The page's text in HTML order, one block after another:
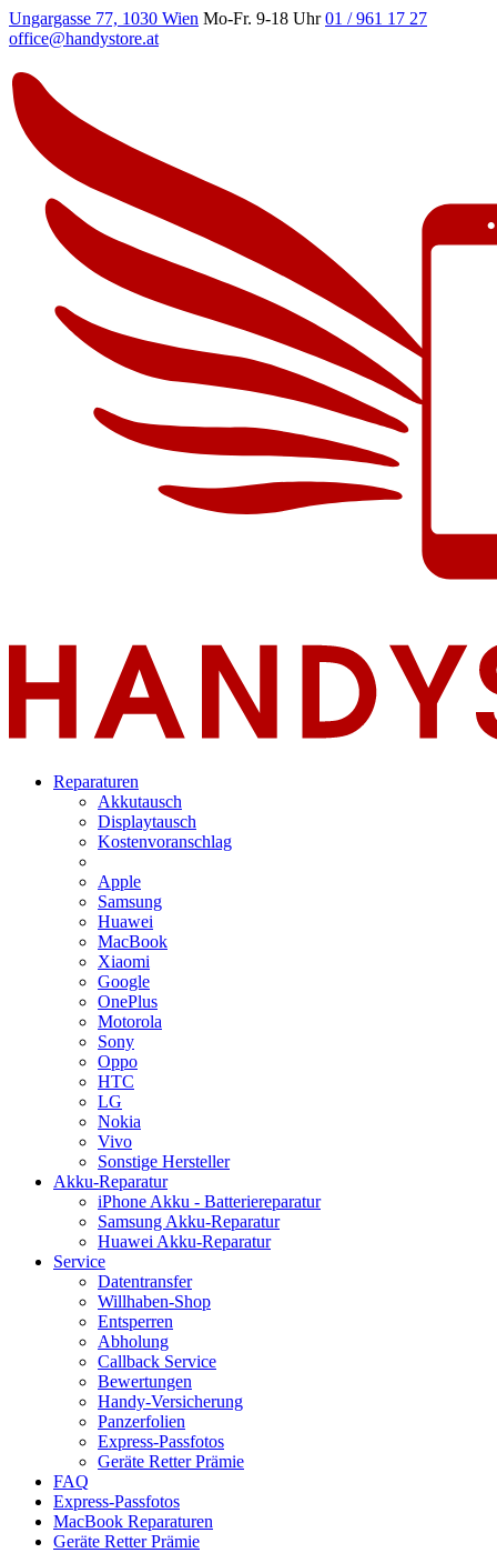
Ungargasse 77, 1030 Wien Mo-Fr. 9-18 Uhr 01 / 961 17 27
office@handystore.at
Reparaturen
Akkutausch
Displaytausch
Kostenvoranschlag
Apple
Samsung
Huawei
MacBook
Xiaomi
Google
OnePlus
Motorola
Sony
Oppo
HTC
LG
Nokia
Vivo
Sonstige Hersteller
Akku-Reparatur
iPhone Akku - Batteriereparatur
Samsung Akku-Reparatur
Huawei Akku-Reparatur
Service
Datentransfer
Willhaben-Shop
Entsperren
Abholung
Callback Service
Bewertungen
Handy-Versicherung
Panzerfolien
Express-Passfotos
Geräte Retter Prämie
FAQ
Express-Passfotos
MacBook Reparaturen
Geräte Retter Prämie